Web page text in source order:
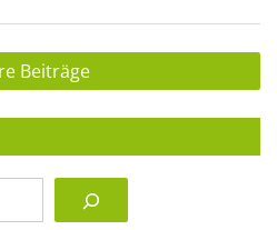
Beiträge